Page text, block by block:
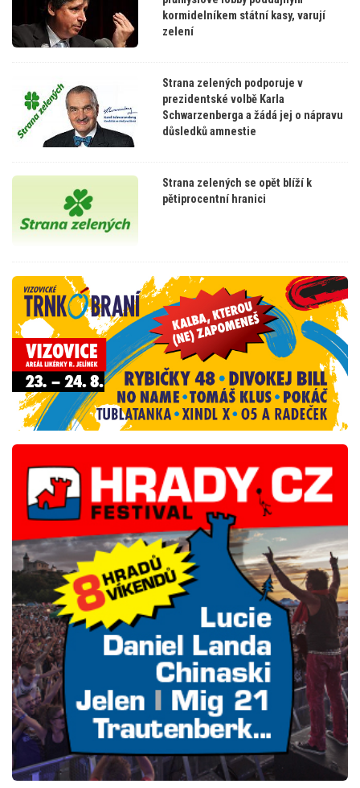
kormidelníkem státní kasy, varují
zelení
Strana zelených podporuje v
prezidentské volbě Karla
Schwarzenberga a žádá jej o nápravu
důsledků amnestie
Strana zelených se opět blíží k
pětiprocentní hranici